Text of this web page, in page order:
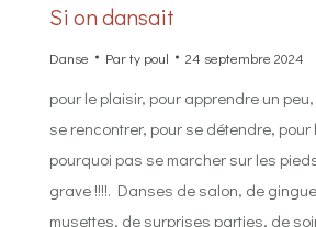
Si on dansait
Danse Party poul 24 septembre 2024
pour le plaisir, pour apprendre un
se rencontrer, pour se détendre,
pourquoi pas se marcher sur les
grave !!!!. Danses de salon, de
musettes, de surprises parties, de